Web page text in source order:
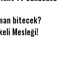
bitecek?
Mesleği!